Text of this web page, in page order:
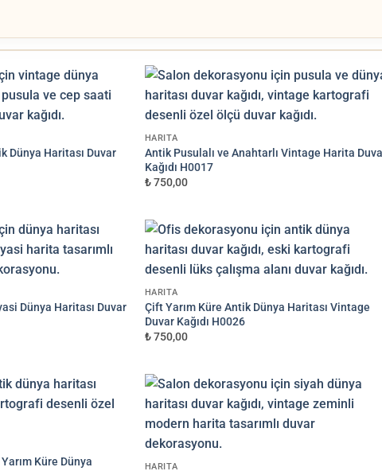
EN ÇOK TERCIH
Tekstil Vinil
YÜKSEKLIK (CM)
Dünya Haritası Duvar
HARITA
Antik Pusulalı ve Anahtarlı Vintage Harita
Kağıdı H0017
₺ 750,00
Dünya Haritası Duvar
HARITA
Çift Yarım Küre Antik Dünya Haritası Vintage
Duvar Kağıdı H0026
₺ 750,00
Küre Dünya
HARITA